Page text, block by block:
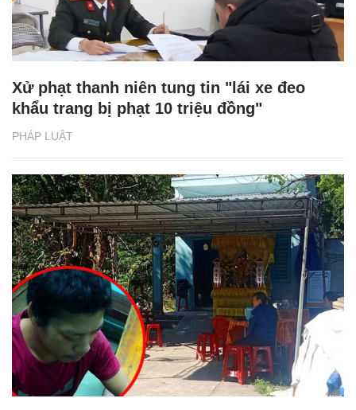
PHÁP LUẬT
Xử phạt thanh niên tung tin "lái xe đeo
khẩu trang bị phạt 10 triệu đồng"